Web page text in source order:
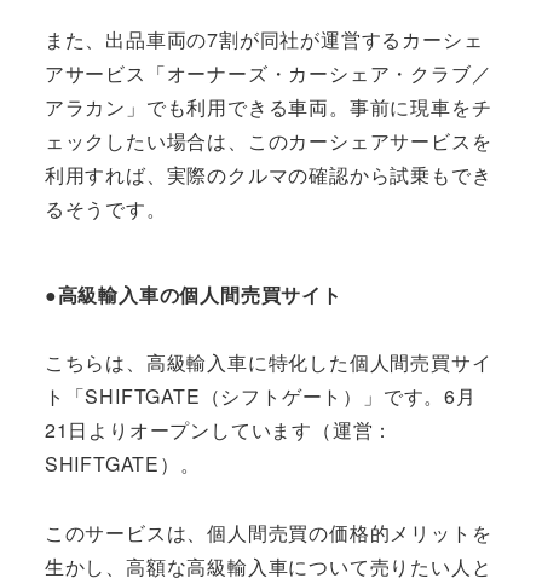
また、出品車両の7割が同社が運営するカーシェ
アサービス「オーナーズ・カーシェア・クラブ／
アラカン」でも利用できる車両。事前に現車をチ
ェックしたい場合は、このカーシェアサービスを
利用すれば、実際のクルマの確認から試乗もでき
るそうです。
●高級輸入車の個人間売買サイト
こちらは、高級輸入車に特化した個人間売買サイ
ト「SHIFTGATE（シフトゲート）」です。6月
21日よりオープンしています（運営：
SHIFTGATE）。
このサービスは、個人間売買の価格的メリットを
生かし、高額な高級輸入車について売りたい人と